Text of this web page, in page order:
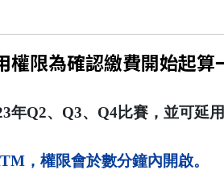
權限為確認繳費開始起算
年Q2、Q3、Q4比賽，並可延
，權限會於數分鐘內開啟。